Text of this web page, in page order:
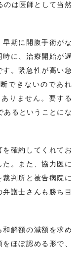
のは医師として当然
期に開腹手術がな
に、治療開始が遅
。緊急性が高い急
できないのであれ
りません。要する
あるということにな
確約してくれてお
。また、協力医に
判所と被告病院に
護士さんも勝ち目
解額の減額を求め
ほぼ認める形で、